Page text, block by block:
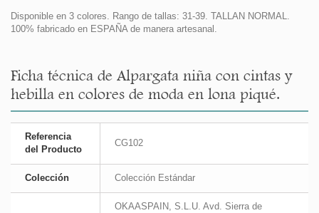
Disponible en 3 colores. Rango de tallas: 31-39. TALLAN NORMAL.
100% fabricado en ESPAÑA de manera artesanal.
Ficha técnica de Alpargata niña con cintas y
hebilla en colores de moda en lona piqué.
Referencia
del Producto
CG102
Colección Colección Estándar
OKAASPAIN, S.L.U. Avd. Sierra de